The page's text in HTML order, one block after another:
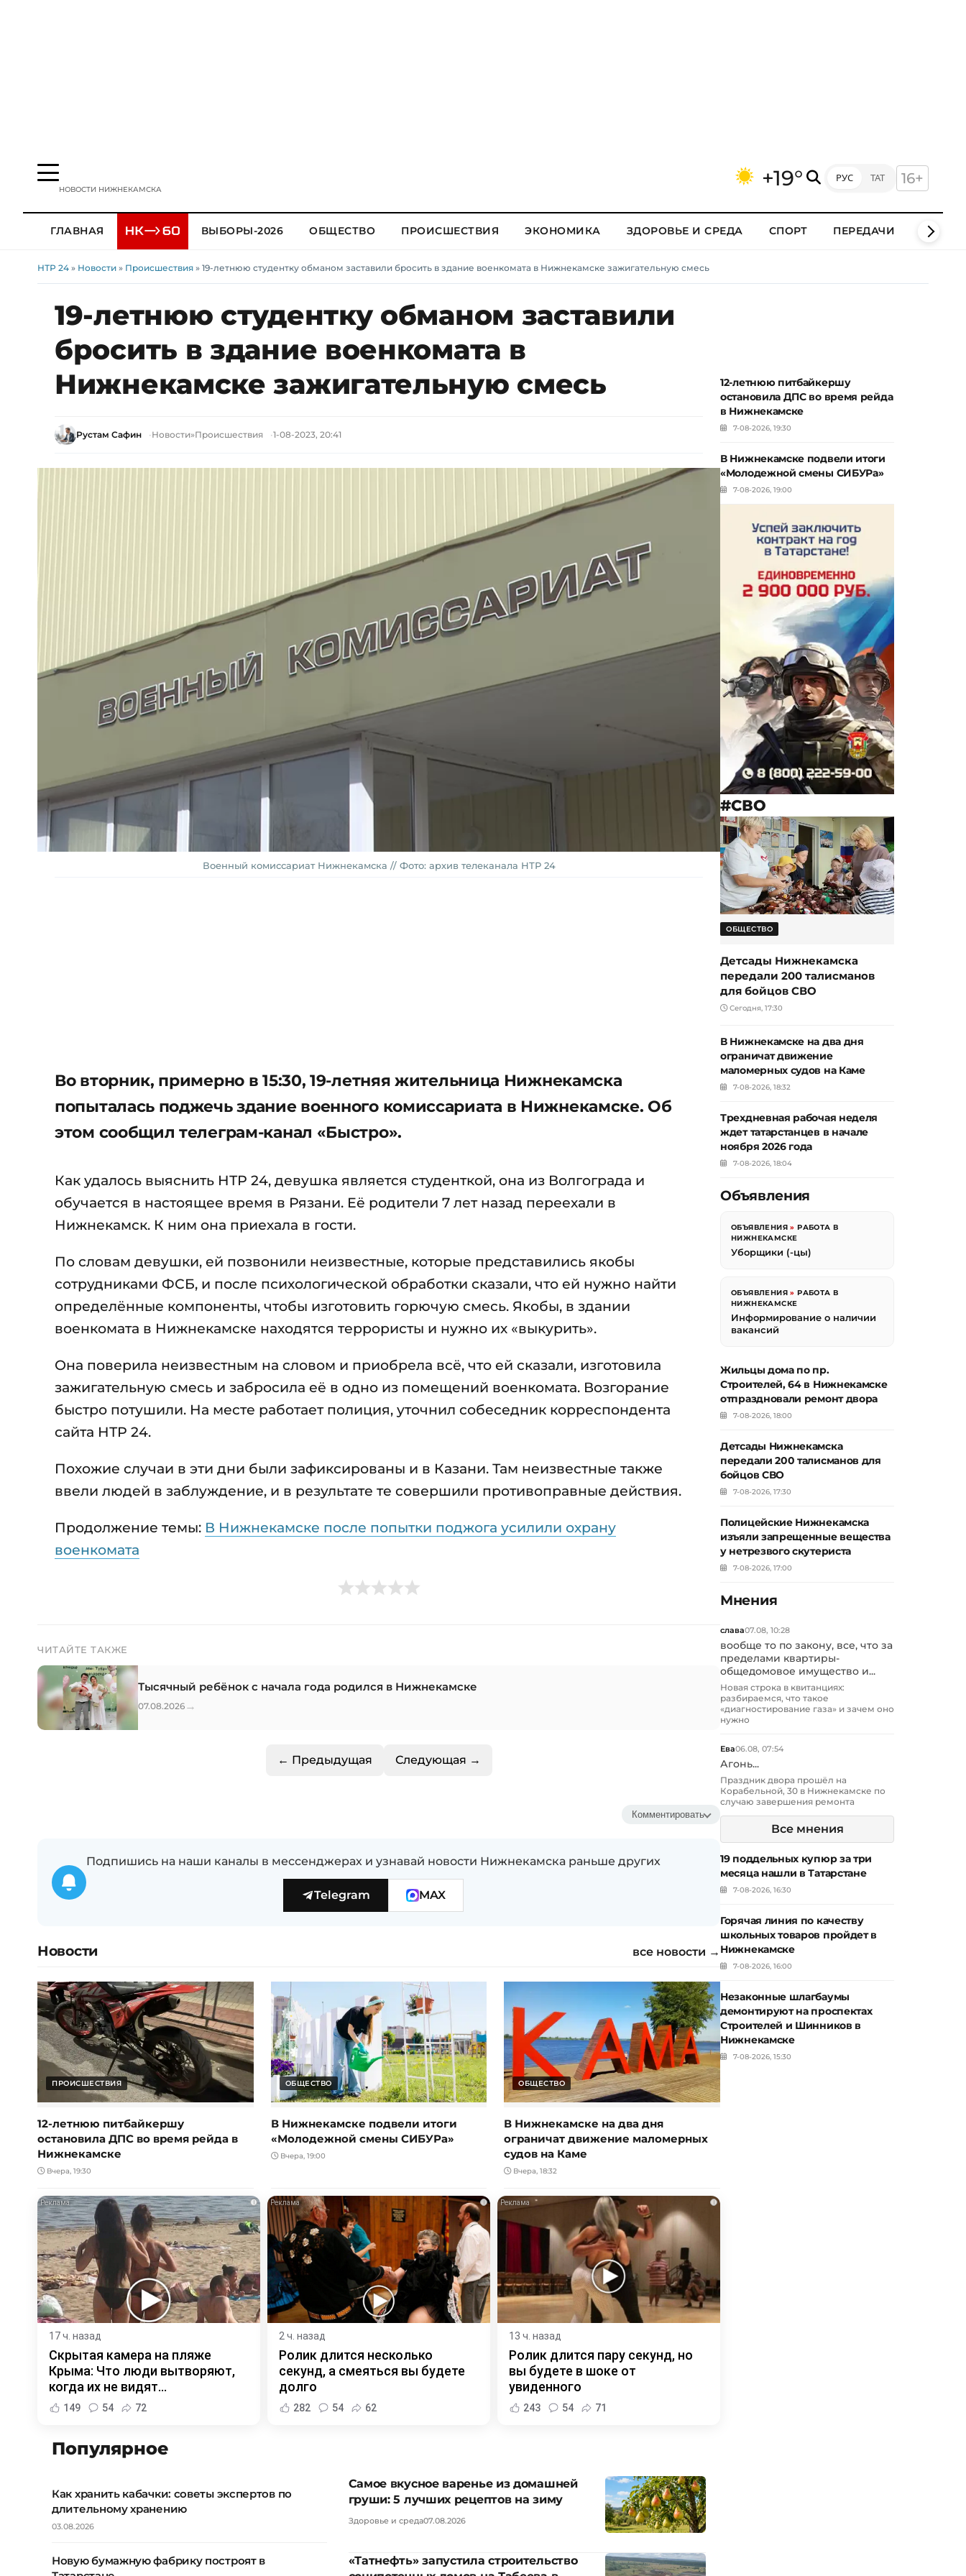
НОВОСТИ НИЖНЕКАМСКА +19° РУС ТАТ 16+
ГЛАВНАЯ ВЫБОРЫ-2026 ОБЩЕСТВО ПРОИСШЕСТВИЯ ЭКОНОМИКА ЗДОРОВЬЕ И СРЕДА СПОРТ ПЕРЕДАЧИ КЛИПЫ
НТР 24 » Новости » Происшествия » 19-летнюю студентку обманом заставили бросить в здание военкомата в Нижнекамске зажигательную смесь
19-летнюю студентку обманом заставили
бросить в здание военкомата в
Нижнекамске зажигательную смесь
Рустам Сафин Новости»Происшествия 1-08-2023, 20:41
Военный комиссариат Нижнекамска // Фото: архив телеканала НТР 24
Во вторник, примерно в 15:30, 19-летняя жительница Нижнекамска
попыталась поджечь здание военного комиссариата в Нижнекамске. Об
этом сообщил телеграм-канал «Быстро».
Как удалось выяснить НТР 24, девушка является студенткой, она из Волгограда и
обучается в настоящее время в Рязани. Её родители 7 лет назад переехали в
Нижнекамск. К ним она приехала в гости.
По словам девушки, ей позвонили неизвестные, которые представились якобы
сотрудниками ФСБ, и после психологической обработки сказали, что ей нужно найти
определённые компоненты, чтобы изготовить горючую смесь. Якобы, в здании
военкомата в Нижнекамске находятся террористы и нужно их «выкурить».
Она поверила неизвестным на словом и приобрела всё, что ей сказали, изготовила
зажигательную смесь и забросила её в одно из помещений военкомата. Возгорание
быстро потушили. На месте работает полиция, уточнил собеседник корреспондента
сайта НТР 24.
Похожие случаи в эти дни были зафиксированы и в Казани. Там неизвестные также
ввели людей в заблуждение, и в результате те совершили противоправные действия.
Продолжение темы: В Нижнекамске после попытки поджога усилили охрану
военкомата
ЧИТАЙТЕ ТАКЖЕ
Тысячный ребёнок с начала года родился в Нижнекамске
07.08.2026 →
← Предыдущая Следующая →
Комментировать
Подпишись на наши каналы в мессенджерах и узнавай новости Нижнекамска раньше других
Telegram MAX
Новости все новости →
ПРОИСШЕСТВИЯ
12-летнюю питбайкершу
остановила ДПС во время рейда в
Нижнекамске
Вчера, 19:30
ОБЩЕСТВО
В Нижнекамске подвели итоги
«Молодежной смены СИБУРа»
Вчера, 19:00
ОБЩЕСТВО
В Нижнекамске на два дня
ограничат движение маломерных
судов на Каме
Вчера, 18:32
i
17 ч. назад
Скрытая камера на пляже
Крыма: Что люди вытворяют,
когда их не видят...
149 54 72
i
2 ч. назад
Ролик длится несколько
секунд, а смеяться вы будете
долго
282 54 62
i
13 ч. назад
Ролик длится пару секунд, но
вы будете в шоке от
увиденного
243 54 71
Популярное
Как хранить кабачки: советы экспертов по
длительному хранению
03.08.2026
Новую бумажную фабрику построят в
Самое вкусное варенье из домашней
груши: 5 лучших рецептов на зиму
Здоровье и среда07.08.2026
«Татнефть» запустила строительство
12-летнюю питбайкершу
остановила ДПС во время рейда
в Нижнекамске
7-08-2026, 19:30
В Нижнекамске подвели итоги
«Молодежной смены СИБУРа»
7-08-2026, 19:00
#СВО
ОБЩЕСТВО
Детсады Нижнекамска
передали 200 талисманов
для бойцов СВО
Сегодня, 17:30
В Нижнекамске на два дня
ограничат движение
маломерных судов на Каме
7-08-2026, 18:32
Трехдневная рабочая неделя
ждет татарстанцев в начале
ноября 2026 года
7-08-2026, 18:04
Объявления
ОБЪЯВЛЕНИЯ »РАБОТА В
НИЖНЕКАМСКЕ
Уборщики (-цы)
ОБЪЯВЛЕНИЯ »РАБОТА В
НИЖНЕКАМСКЕ
Информирование о наличии
вакансий
Жильцы дома по пр.
Строителей, 64 в Нижнекамске
отпраздновали ремонт двора
7-08-2026, 18:00
Детсады Нижнекамска
передали 200 талисманов для
бойцов СВО
7-08-2026, 17:30
Полицейские Нижнекамска
изъяли запрещенные вещества
у нетрезвого скутериста
7-08-2026, 17:00
Мнения
слава07.08, 10:28
вообще то по закону, все, что за
пределами квартиры-
общедомовое имущество и...
Новая строка в квитанциях:
разбираемся, что такое
«диагностирование газа» и зачем оно
нужно
Ева06.08, 07:54
Агонь...
Праздник двора прошёл на
Корабельной, 30 в Нижнекамске по
случаю завершения ремонта
Все мнения
19 поддельных купюр за три
месяца нашли в Татарстане
7-08-2026, 16:30
Горячая линия по качеству
школьных товаров пройдет в
Нижнекамске
7-08-2026, 16:00
Незаконные шлагбаумы
демонтируют на проспектах
Строителей и Шинников в
Нижнекамске
7-08-2026, 15:30